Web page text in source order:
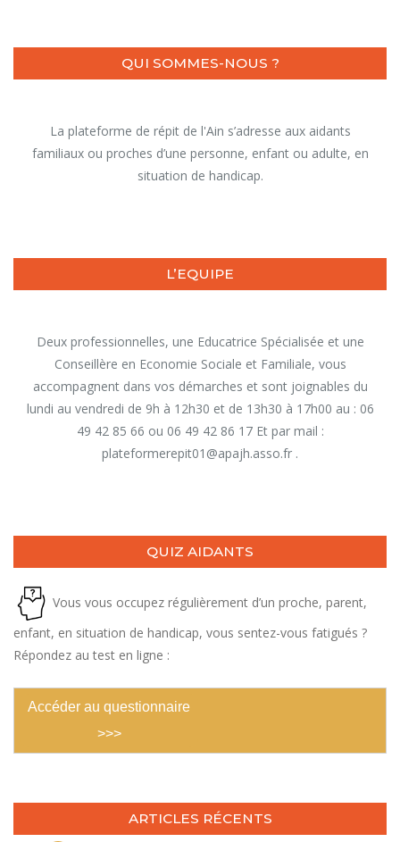
QUI SOMMES-NOUS ?
La plateforme de répit de l'Ain s’adresse aux aidants
familiaux ou proches d’une personne, enfant ou adulte, en
situation de handicap.
L’EQUIPE
Deux professionnelles, une Educatrice Spécialisée et une
Conseillère en Economie Sociale et Familiale, vous
accompagnent dans vos démarches et sont joignables du
lundi au vendredi de 9h à 12h30 et de 13h30 à 17h00 au : 06
49 42 85 66 ou 06 49 42 86 17 Et par mail :
plateformerepit01@apajh.asso.fr .
QUIZ AIDANTS
Vous vous occupez régulièrement d’un proche, parent,
enfant, en situation de handicap, vous sentez-vous fatigués ?
Répondez au test en ligne :
Accéder au questionnaire
>>>
ARTICLES RÉCENTS